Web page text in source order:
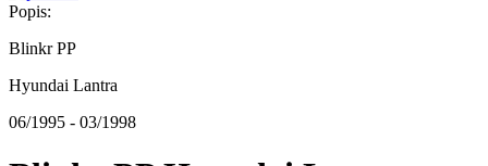
Popis:
Blinkr PP
Hyundai Lantra
06/1995 - 03/1998